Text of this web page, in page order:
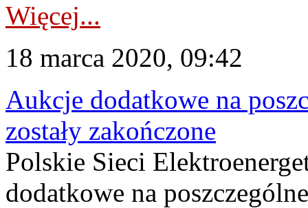
Więcej...
18 marca 2020, 09:42
Aukcje dodatkowe na
zostały zakończone
Polskie Sieci
dodatkowe na